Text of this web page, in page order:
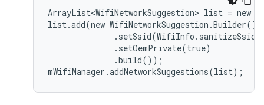
ArrayList<WifiNetworkSuggestion> list = new
list.add(new WifiNetworkSuggestion.Builder()
              .setOemPrivate(true)
              .build());
mWifiManager.addNetworkSuggestions(list);